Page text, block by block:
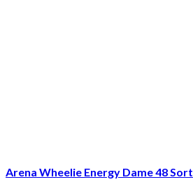
Arena Wheelie Energy Dame 48 Sort